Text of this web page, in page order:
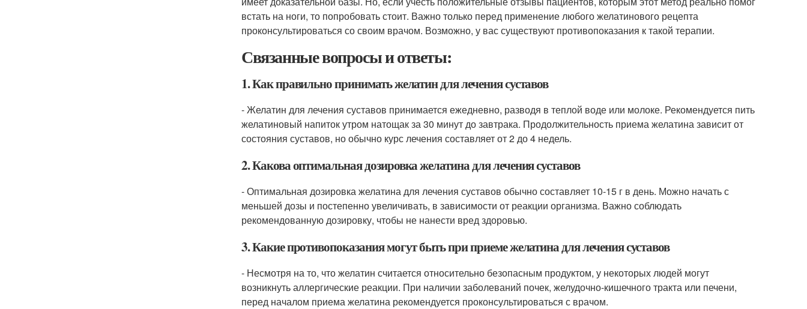
встать на ноги, то попробовать стоит. Важно только перед применение любого желатинового рецепта
проконсультироваться со своим врачом. Возможно, у вас существуют противопоказания к такой терапии.
Связанные вопросы и ответы:
1. Как правильно принимать желатин для лечения суставов
- Желатин для лечения суставов принимается ежедневно, разводя в теплой воде или молоке. Рекомендуется пить
желатиновый напиток утром натощак за 30 минут до завтрака. Продолжительность приема желатина зависит от
состояния суставов, но обычно курс лечения составляет от 2 до 4 недель.
2. Какова оптимальная дозировка желатина для лечения суставов
- Оптимальная дозировка желатина для лечения суставов обычно составляет 10-15 г в день. Можно начать с
меньшей дозы и постепенно увеличивать, в зависимости от реакции организма. Важно соблюдать
рекомендованную дозировку, чтобы не нанести вред здоровью.
3. Какие противопоказания могут быть при приеме желатина для лечения суставов
- Несмотря на то, что желатин считается относительно безопасным продуктом, у некоторых людей могут
возникнуть аллергические реакции. При наличии заболеваний почек, желудочно-кишечного тракта или печени,
перед началом приема желатина рекомендуется проконсультироваться с врачом.